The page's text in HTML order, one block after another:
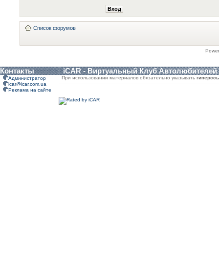
Список форумов
Контакты iCAR - Виртуальный Клуб Автолюбителей
Администратор
icar@icar.com.ua
Реклама на сайте
При использовании материалов обязательно указывать